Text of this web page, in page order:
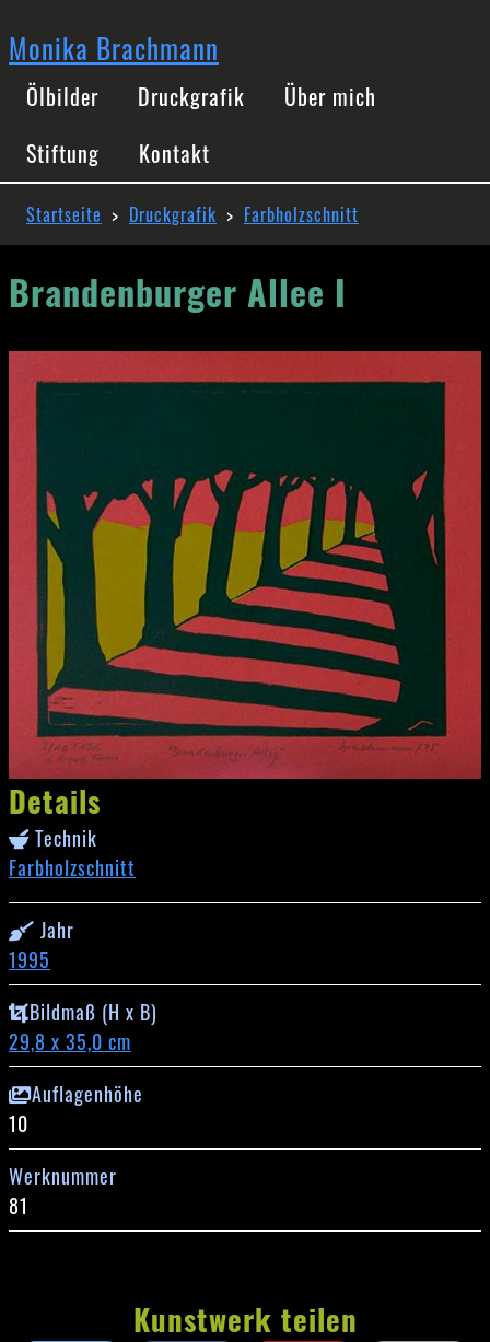
zum
Inhalt
Monika Brachmann
Hauptnavigation
Ölbilder Druckgrafik
Über mich
Stiftung
Kontakt
Startseite Druckgrafik Farbholzschnitt
Brandenburger Allee I
Details
Technik
Farbholzschnitt
Jahr
1995
Bildmaß (H x B)
29,8 x 35,0 cm
Auflagenhöhe
10
Werknummer
81
Kunstwerk teilen